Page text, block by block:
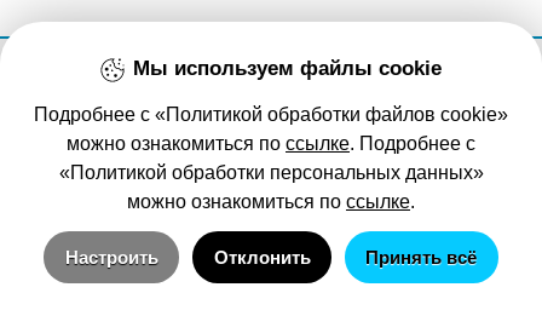
УНП 590833407, 231753, Гродненская обл., Гродненский р-н, агрогородок Озеры.
Регистрация: 17.02.2016 №190891494 Гродненский городской исполнительный комитет.
Политика обработки файлов cookie
Настройка cookie
Политика обработки персональных данных
Мы используем файлы cookie
Подробнее с «Политикой обработки файлов cookie»
можно ознакомиться по ссылке. Подробнее с
«Политикой обработки персональных данных»
можно ознакомиться по ссылке.
Настроить Отклонить Принять всё